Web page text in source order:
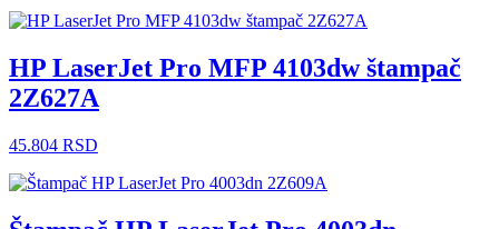
HP LaserJet Pro MFP 4103dw štampač
2Z627A
45.804 RSD